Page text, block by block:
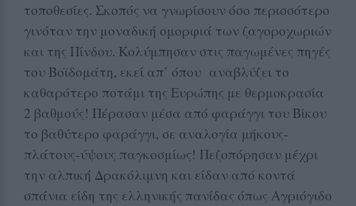
τοποθεσίες. Σκοπός να γνωρίσουν όσο περισσότερο
γινόταν την μοναδική ομορφιά των ζαγοροχωριών
και της Πίνδου. Κολύμπησαν στις παγωμένες πηγές
του Βοϊδομάτη, εκεί απ’ όπου αναβλύζει το
καθαρότερο ποτάμι της Ευρώπης με θερμοκρασία
2 βαθμούς! Πέρασαν μέσα από φαράγγι του Βίκου
το βαθύτερο φαράγγι, σε αναλογία μήκους-
πλάτους-ύψους παγκοσμίως! Πεζοπόρησαν μέχρι
την αλπική Δρακόλιμνη και είδαν από κοντά
σπάνια είδη της ελληνικής πανίδας όπως Αγριόγιδο